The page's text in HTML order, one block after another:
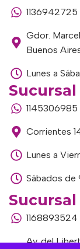
1136942725
Gdor.
Buenos
Lunes a
1145306985
Corrientes
Lunes a
Sábados de
1168893524
Av. del